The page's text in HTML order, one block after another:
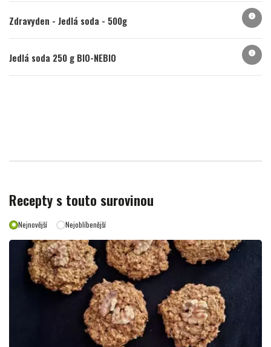
Zdravyden - Jedlá soda - 500g info
Jedlá soda 250 g BIO-NEBIO info
Recepty s touto surovinou
Nejnovější Nejoblíbenější